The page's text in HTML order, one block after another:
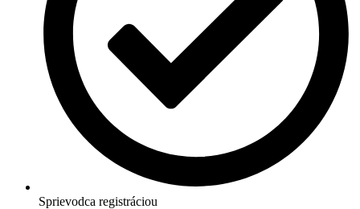
Sprievodca registráciou